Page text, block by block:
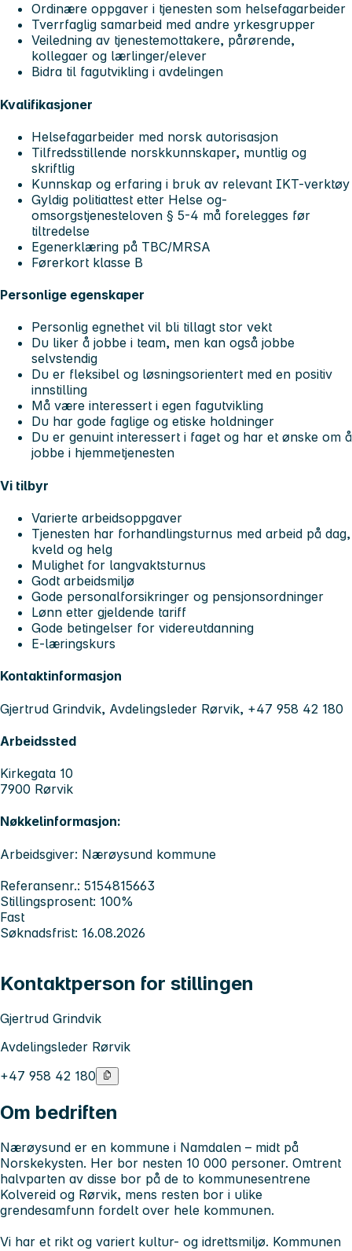
Ordinære oppgaver i tjenesten som helsefagarbeider
Tverrfaglig samarbeid med andre yrkesgrupper
Veiledning av tjenestemottakere, pårørende,
kollegaer og lærlinger/elever
Bidra til fagutvikling i avdelingen
Kvalifikasjoner
Helsefagarbeider med norsk autorisasjon
Tilfredsstillende norskkunnskaper, muntlig og
skriftlig
Kunnskap og erfaring i bruk av relevant IKT-verktøy
Gyldig politiattest etter Helse og-
omsorgstjenesteloven § 5-4 må forelegges før
tiltredelse
Egenerklæring på TBC/MRSA
Førerkort klasse B
Personlige egenskaper
Personlig egnethet vil bli tillagt stor vekt
Du liker å jobbe i team, men kan også jobbe
selvstendig
Du er fleksibel og løsningsorientert med en positiv
innstilling
Må være interessert i egen fagutvikling
Du har gode faglige og etiske holdninger
Du er genuint interessert i faget og har et ønske om å
jobbe i hjemmetjenesten
Vi tilbyr
Varierte arbeidsoppgaver
Tjenesten har forhandlingsturnus med arbeid på dag,
kveld og helg
Mulighet for langvaktsturnus
Godt arbeidsmiljø
Gode personalforsikringer og pensjonsordninger
Lønn etter gjeldende tariff
Gode betingelser for videreutdanning
E-læringskurs
Kontaktinformasjon
Gjertrud Grindvik, Avdelingsleder Rørvik, +47 958 42 180
Arbeidssted
Kirkegata 10
7900 Rørvik
Nøkkelinformasjon:
Arbeidsgiver: Nærøysund kommune
Referansenr.: 5154815663
Stillingsprosent: 100%
Fast
Søknadsfrist: 16.08.2026
Kontaktperson for stillingen
Gjertrud Grindvik
Avdelingsleder Rørvik
+47 958 42 180
Om bedriften
Nærøysund er en kommune i Namdalen – midt på
Norskekysten. Her bor nesten 10 000 personer. Omtrent
halvparten av disse bor på de to kommunesentrene
Kolvereid og Rørvik, mens resten bor i ulike
grendesamfunn fordelt over hele kommunen.
Vi har et rikt og variert kultur- og idrettsmiljø. Kommunen